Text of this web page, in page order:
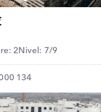
2 Nivel: 7/9
134